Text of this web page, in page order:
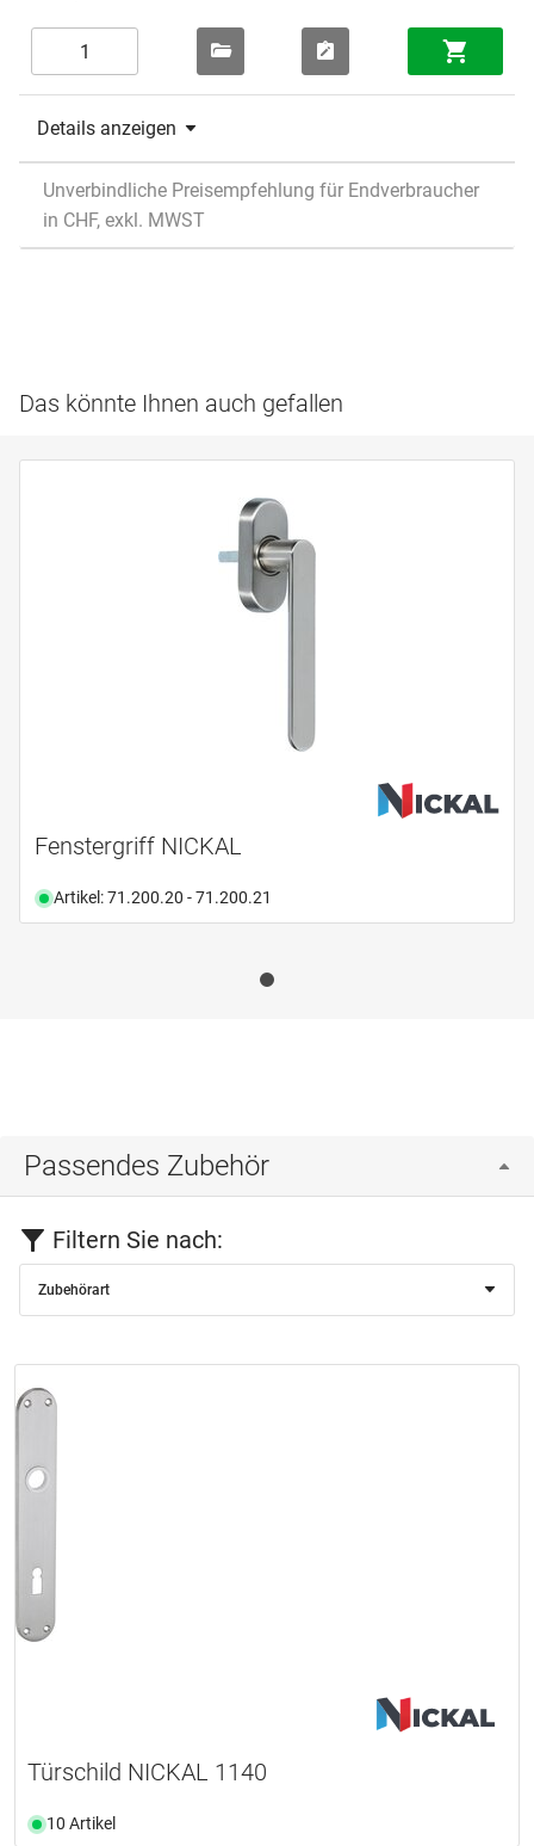
Details anzeigen
Unverbindliche Preisempfehlung für Endverbraucher
in CHF, exkl. MWST
Das könnte Ihnen auch gefallen
Fenstergriff NICKAL
Artikel: 71.200.20 - 71.200.21
Passendes Zubehör
Filtern Sie nach:
Zubehörart
Türschild NICKAL 1140
10 Artikel